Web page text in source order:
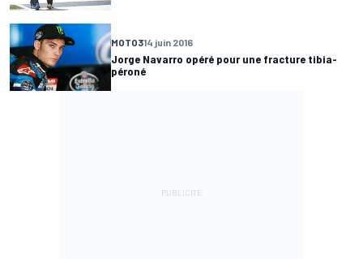
MOTO314 juin 2016
Jorge Navarro opéré pour une fracture tibia-
péroné